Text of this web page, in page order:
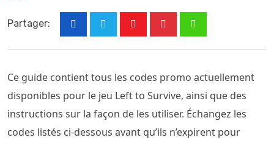
Partager:
Ce guide contient tous les codes promo actuellement
disponibles pour le jeu Left to Survive, ainsi que des
instructions sur la façon de les utiliser. Échangez les
codes listés ci-dessous avant qu’ils n’expirent pour